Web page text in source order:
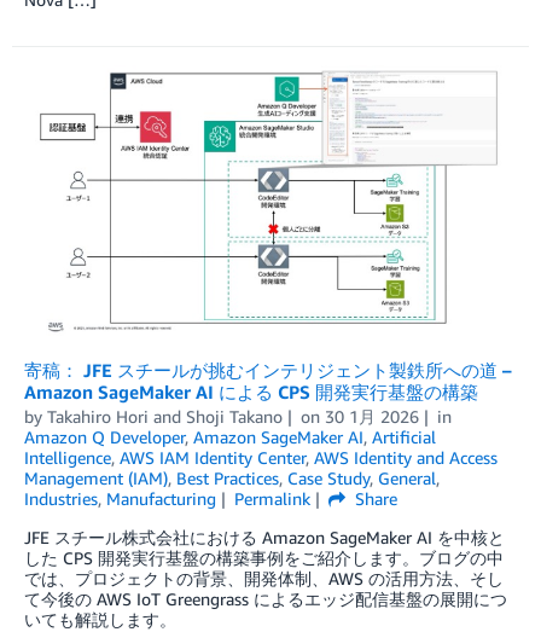
寄稿： JFE スチールが挑むインテリジェント製鉄所への道 –
Amazon SageMaker AI による CPS 開発実行基盤の構築
by Takahiro Hori and Shoji Takano on 30 1月 2026
in
Amazon Q Developer, Amazon SageMaker AI, Artificial
Intelligence, AWS IAM Identity Center, AWS Identity and Access
Management (IAM), Best Practices, Case Study, General,
Industries, Manufacturing Permalink
Share
JFE スチール株式会社における Amazon SageMaker AI を中核と
した CPS 開発実行基盤の構築事例をご紹介します。ブログの中
では、プロジェクトの背景、開発体制、AWS の活用方法、そし
て今後の AWS IoT Greengrass によるエッジ配信基盤の展開につ
いても解説します。